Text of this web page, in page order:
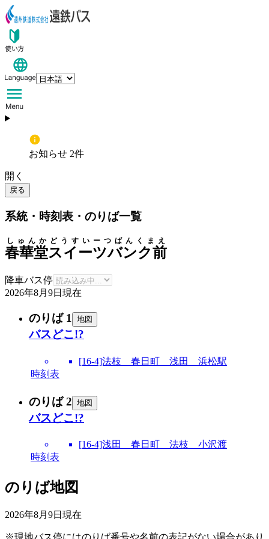
お知らせ 2件
開く
戻る
系統・時刻表・のりば一覧
春華堂スイーツバンク前
しゅんかどうすいーつばんくまえ
降車バス停
2026年8月9日 現在
のりば 1 地図
バスどこ!?
[16-4]法枝 春日町 浅田 浜松駅
時刻表
のりば 2 地図
バスどこ!?
[16-4]浅田 春日町 法枝 小沢渡
時刻表
のりば地図
2026年8月9日 現在